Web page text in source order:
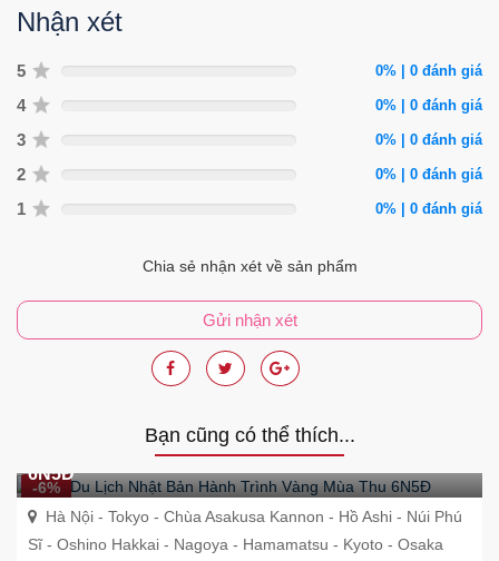
Nhận xét
5 0% | 0 đánh giá
4 0% | 0 đánh giá
3 0% | 0 đánh giá
2 0% | 0 đánh giá
1 0% | 0 đánh giá
Chia sẻ nhận xét về sản phẩm
Gửi nhận xét
Bạn cũng có thể thích...
-6%
Tour Du Lịch Nhật Bản Hành Trình Vàng Mùa Thu
6N5Đ
Hà Nội - Tokyo - Chùa Asakusa Kannon - Hồ Ashi - Núi Phú
Sĩ - Oshino Hakkai - Nagoya - Hamamatsu - Kyoto - Osaka